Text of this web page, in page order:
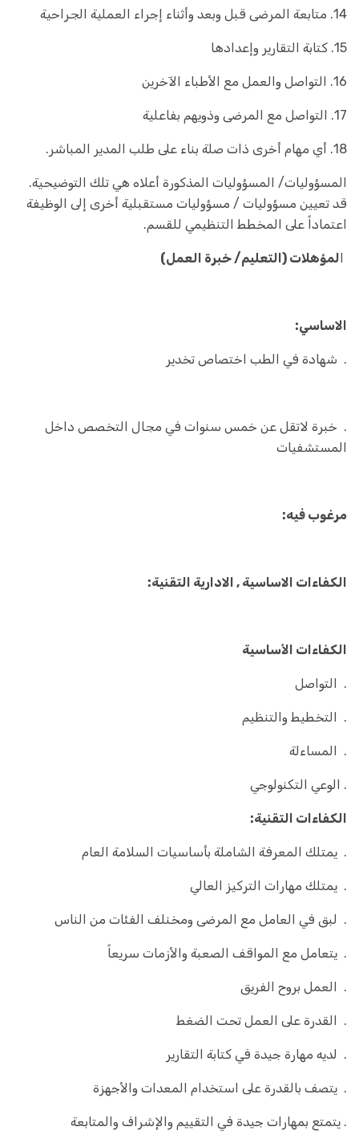
14. متابعة المرضى قبل وبعد وأثناء إجراء العملية الجراحية
15. كتابة التقارير وإعدادها
16. التواصل والعمل مع الأطباء الآخرين
17. التواصل مع المرضى وذويهم بفاعلية
18. أي مهام أخرى ذات صلة بناء على طلب المدير المباشر.
المسؤوليات/ المسؤوليات المذكورة أعلاه هي تلك التوضيحية.
قد تعيين مسؤوليات / مسؤوليات مستقبلية أخرى إلى الوظيفة
اعتماداً على المخطط التنظيمي للقسم.
المؤهلات (التعليم/ خبرة العمل)
الاساسي:
. شهادة في الطب اختصاص تخدير
. خبرة لاتقل عن خمس سنوات في مجال التخصص داخل
المستشفيات
مرغوب فيه:
الكفاءات الاساسية , الادارية التقنية:
الكفاءات الأساسية
. التواصل
. التخطيط والتنظيم
. المساءلة
. الوعي التكنولوجي
الكفاءات التقنية:
. يمتلك المعرفة الشاملة بأساسيات السلامة العام
. يمتلك مهارات التركيز العالي
. لبق في العامل مع المرضى ومخنلف الفئات من الناس
. يتعامل مع المواقف الصعبة والأزمات سريعاً
. العمل بروح الفريق
. القدرة على العمل تحت الضغط
. لديه مهارة جيدة في كتابة التقارير
. يتصف بالقدرة على استخدام المعدات والأجهزة
. يتمتع بمهارات جيدة في التقييم والإشراف والمتابعة